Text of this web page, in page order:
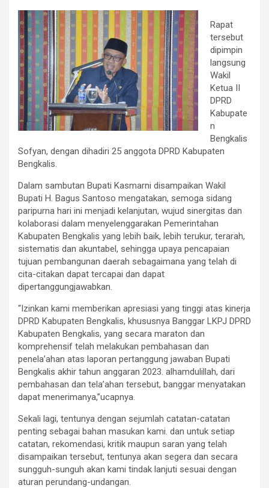
Rapat
tersebut
dipimpin
langsung
Wakil
Ketua II
DPRD
Kabupate
n
Bengkalis
Sofyan, dengan dihadiri 25 anggota DPRD Kabupaten
Bengkalis.
Dalam sambutan Bupati Kasmarni disampaikan Wakil
Bupati H. Bagus Santoso mengatakan, semoga sidang
paripurna hari ini menjadi kelanjutan, wujud sinergitas dan
kolaborasi dalam menyelenggarakan Pemerintahan
Kabupaten Bengkalis yang lebih baik, lebih terukur, terarah,
sistematis dan akuntabel, sehingga upaya pencapaian
tujuan pembangunan daerah sebagaimana yang telah di
cita-citakan dapat tercapai dan dapat
dipertanggungjawabkan.
“Izinkan kami memberikan apresiasi yang tinggi atas kinerja
DPRD Kabupaten Bengkalis, khususnya Banggar LKPJ DPRD
Kabupaten Bengkalis, yang secara maraton dan
komprehensif telah melakukan pembahasan dan
penela’ahan atas laporan pertanggung jawaban Bupati
Bengkalis akhir tahun anggaran 2023. alhamdulillah, dari
pembahasan dan tela’ahan tersebut, banggar menyatakan
dapat menerimanya,”ucapnya.
Sekali lagi, tentunya dengan sejumlah catatan-catatan
penting sebagai bahan masukan kami. dan untuk setiap
catatan, rekomendasi, kritik maupun saran yang telah
disampaikan tersebut, tentunya akan segera dan secara
sungguh-sunguh akan kami tindak lanjuti sesuai dengan
aturan perundang-undangan.